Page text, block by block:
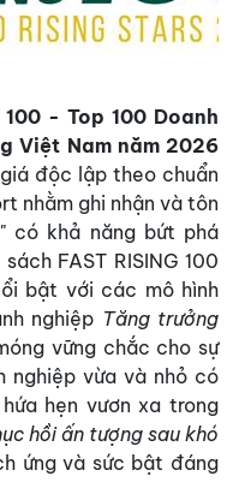
100 - Top 100 Doanh
Việt Nam năm 2026
độc lập theo chuẩn
nhằm ghi nhận và tôn
có khả năng bứt phá
FAST RISING 100
bật với các mô hình
nghiệp Tăng trưởng
vững chắc cho sự
nghiệp vừa và nhỏ có
hẹn vươn xa trong
hồi ấn tượng sau khó
ứng và sức bật đáng